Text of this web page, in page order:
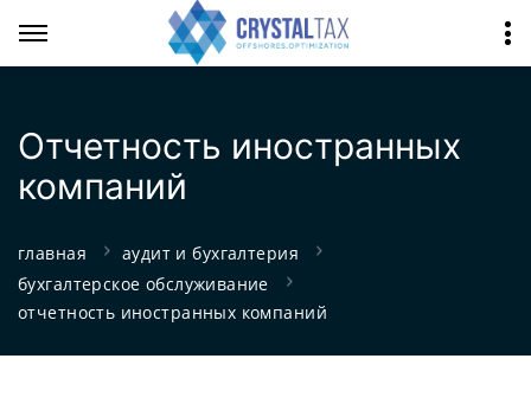
Отчетность иностранных
компаний
главная
аудит и бухгалтерия
бухгалтерское обслуживание
отчетность иностранных компаний